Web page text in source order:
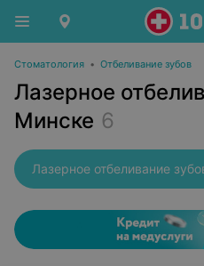
Стоматология • Отбеливание зубов
Лазерное
Минске 6
Лазерное отбеливание